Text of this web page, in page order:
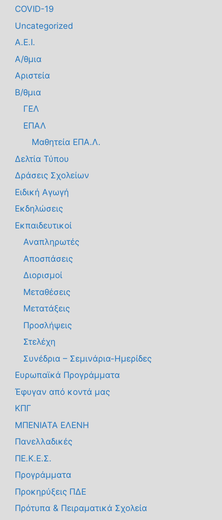
COVID-19
Uncategorized
Α.Ε.Ι.
Α/θμια
Αριστεία
Β/θμια
ΓΕΛ
ΕΠΑΛ
Μαθητεία ΕΠΑ.Λ.
Δελτία Τύπου
Δράσεις Σχολείων
Ειδική Αγωγή
Εκδηλώσεις
Εκπαιδευτικοί
Αναπληρωτές
Αποσπάσεις
Διορισμοί
Μεταθέσεις
Μετατάξεις
Προσλήψεις
Στελέχη
Συνέδρια – Σεμινάρια-Ημερίδες
Ευρωπαϊκά Προγράμματα
Έφυγαν από κοντά μας
ΚΠΓ
ΜΠΕΝΙΑΤΑ ΕΛΕΝΗ
Πανελλαδικές
ΠΕ.Κ.Ε.Σ.
Προγράμματα
Προκηρύξεις ΠΔΕ
Πρότυπα & Πειραματικά Σχολεία